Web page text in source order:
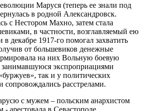
Маруся (теперь ее знали под
в родной Александровск.
с Нестором Махно, затем стала
в частности, возглавляемый ею
декабре 1917-го помогал захватить
от большевиков денежные
на них Вольную боевую
экспроприациями
так и у политических
сопровождались расстрелами.
с мужем – польским анархистом
арестовала в Севастополе